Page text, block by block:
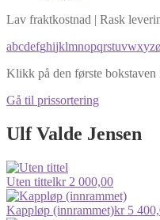
Lav fraktkostnad | Rask
abcdefghijklmnopqrstuvwxyz
Klikk på den første bokstaven
Gå til prissortering
Ulf Valde Jensen
Uten tittelkr2 000,00
Kappløp (innrammet)kr5